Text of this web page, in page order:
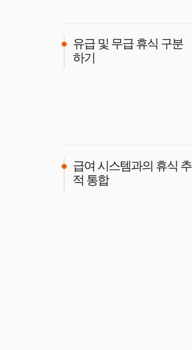
유급 및 무급 휴식 구분
하기
급여 시스템과의 휴식 추
적 통합